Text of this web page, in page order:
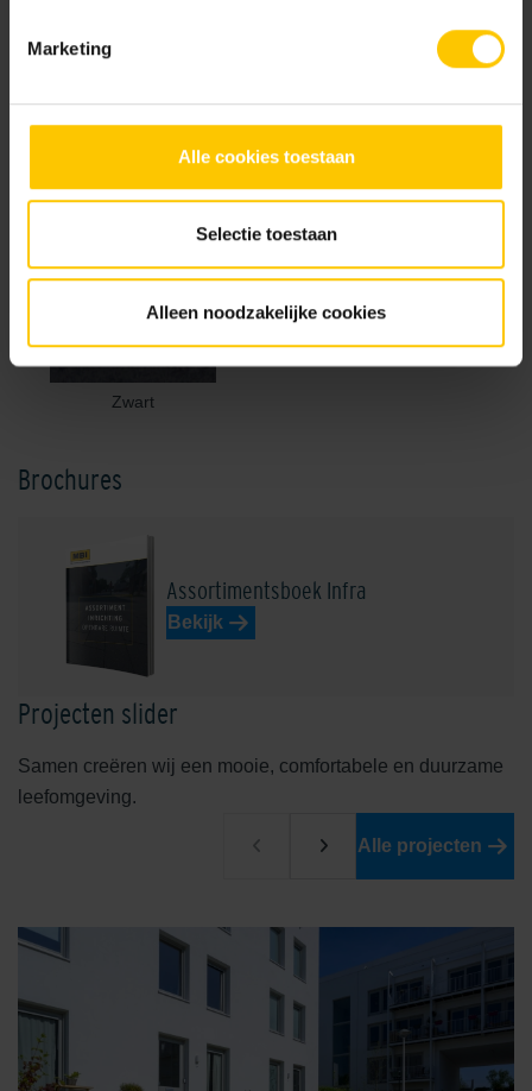
Marketing
Alle cookies toestaan
Selectie toestaan
Alleen noodzakelijke cookies
Zwart
Brochures
Assortimentsboek Infra
Bekijk
Projecten slider
Samen creëren wij een mooie, comfortabele en duurzame
leefomgeving.
Alle projecten